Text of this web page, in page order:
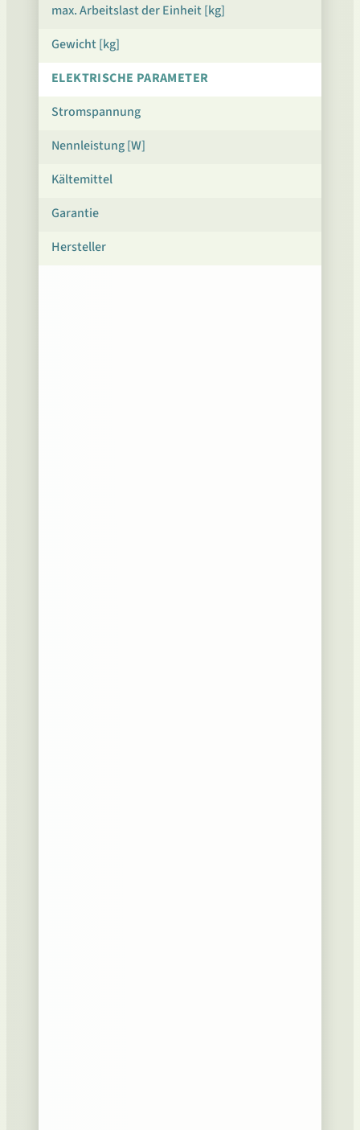
max. Arbeitslast der Einheit [kg]
Gewicht [kg]
ELEKTRISCHE PARAMETER
Stromspannung
Nennleistung [W]
Kältemittel
Garantie
Hersteller